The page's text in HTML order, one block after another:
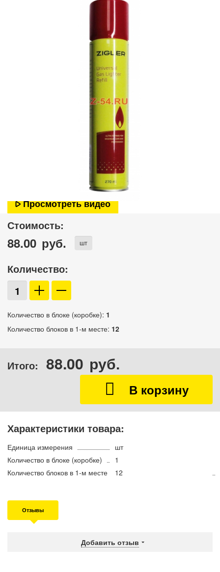
Просмотреть видео
Стоимость:
88.00 руб. шт
Количество:
Количество в блоке (коробке): 1
Количество блоков в 1-м месте: 12
Итого: 88.00 руб.
Характеристики товара:
Единица измерения
шт
Количество в блоке (коробке)
1
Количество блоков в 1-м месте
12
Отзывы
Добавить отзыв